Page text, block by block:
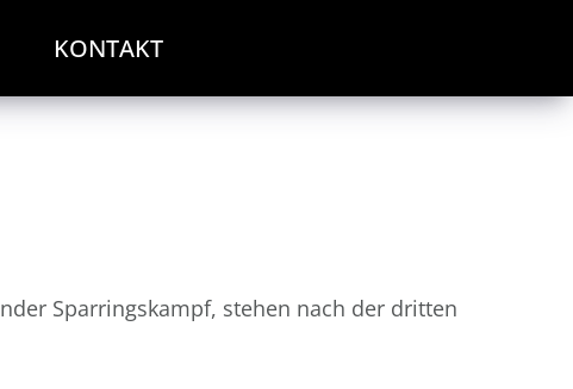
KONTAKT
Sparringskampf, stehen nach der dritten